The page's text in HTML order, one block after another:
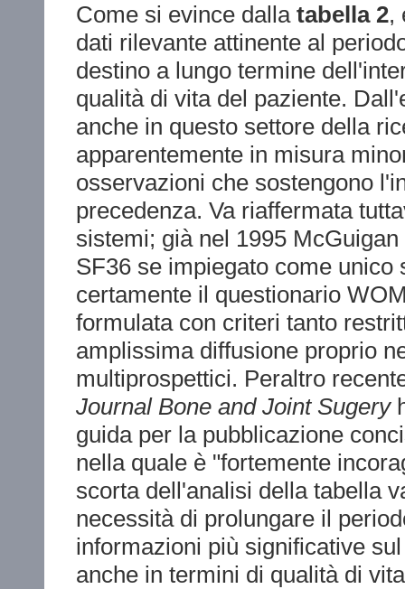
Come si evince dalla tabella 2,
dati rilevante attinente al
destino a lungo termine
qualità di vita del paziente.
anche in questo settore della
apparentemente in misura
osservazioni che sostengono
precedenza. Va riaffermata
sistemi; già nel 1995
SF36 se impiegato come
certamente il questionario
formulata con criteri tanto
amplissima diffusione proprio
multiprospettici. Peraltro
Journal Bone and Joint Sugery
guida per la pubblicazione
nella quale è "fortemente
scorta dell'analisi della tabella
necessità di prolungare il
informazioni più significative
anche in termini di qualità di